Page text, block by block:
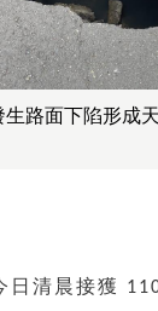
生路面下陷形成
日清晨接獲